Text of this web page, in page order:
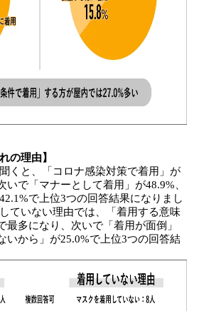
の理由】
くと、「コロナ感染対策で着用」が
いで「マナーとして着用」が48.9%、
で上位3つの回答結果になりまし
ていない理由では、「着用する意味
最多になり、次いで「着用が面倒」
いから」が25.0%で上位3つの回答結